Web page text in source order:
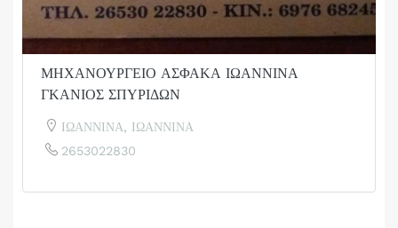
ΜΗΧΑΝΟΥΡΓΕΙΟ ΑΣΦΑΚΑ ΙΩΑΝΝΙΝΑ
ΓΚΑΝΙΟΣ ΣΠΥΡΙΔΩΝ
ΙΩΑΝΝΙΝΑ, ΙΩΑΝΝΙΝΑ
2653022830